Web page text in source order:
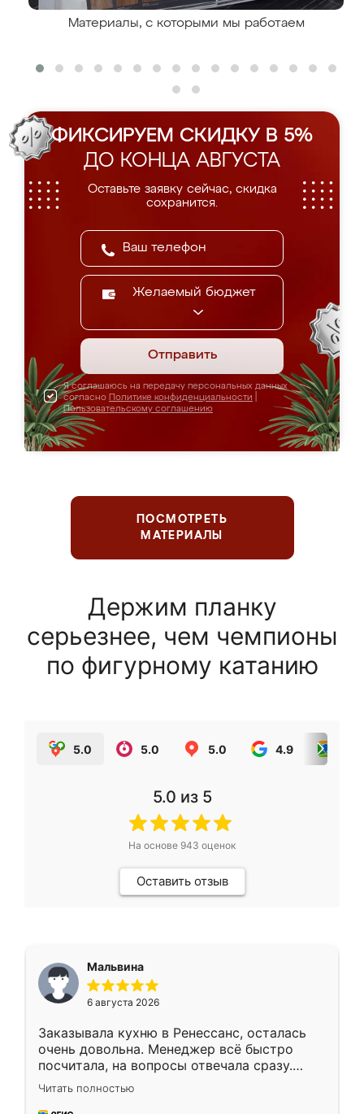
Материалы, с которыми мы работаем
ФИКСИРУЕМ СКИДКУ В 5%
ДО КОНЦА АВГУСТА
Оставьте заявку сейчас, скидка
сохранится.
Желаемый бюджет
Отправить
Я соглашаюсь на передачу персональных данных
согласно Политике конфиденциальности
Пользовательскому соглашению
ПОСМОТРЕТЬ
МАТЕРИАЛЫ
Держим планку
серьезнее, чем чемпионы
по фигурному катанию
5.0 5.0 5.0 4.9
5.0 из 5
На основе 943 оценок
Оставить отзыв
Мальвина
6 августа 2026
Заказывала кухню в Ренессанс, осталась
очень довольна. Менеджер всё быстро
посчитала, на вопросы отвечала сразу.
Замерщик приехал в субботу, подошёл к
делу со всей ответственностью. Собрали
Читать полностью